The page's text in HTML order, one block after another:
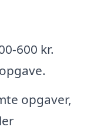
600 kr.
opgaver,